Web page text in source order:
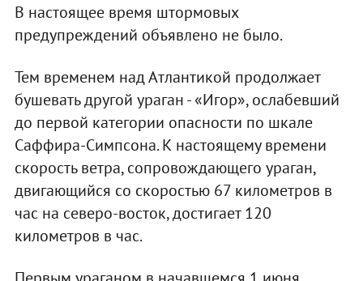
В настоящее время штормовых
предупреждений объявлено не было.
Тем временем над Атлантикой продолжает
бушевать другой ураган - «Игор», ослабевший
до первой категории опасности по шкале
Саффира-Симпсона. К настоящему времени
скорость ветра, сопровождающего ураган,
двигающийся со скоростью 67 километров в
час на северо-восток, достигает 120
километров в час.